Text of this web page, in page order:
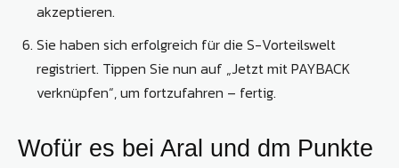
akzeptieren.
Sie haben sich erfolgreich für die S-Vorteilswelt
registriert. Tippen Sie nun auf „Jetzt mit PAYBACK
verknüpfen“, um fortzufahren – fertig.
Wofür es bei Aral und dm Punkte